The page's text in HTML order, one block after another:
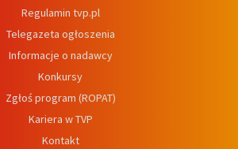
Regulamin tvp.pl
Telegazeta ogłoszenia
Informacje o nadawcy
Konkursy
Zgłoś program (ROPAT)
Kariera w TVP
Kontakt